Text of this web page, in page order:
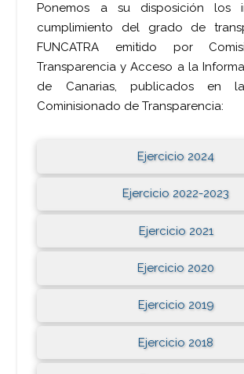
Ponemos a su disposición los
cumplimiento del grado de
FUNCATRA emitido por
Transparencia y Acceso a la
de Canarias, publicados en
Cominisionado de Transparencia:
Ejercicio 2024
Ejercicio 2022-2023
Ejercicio 2021
Ejercicio 2020
Ejercicio 2019
Ejercicio 2018